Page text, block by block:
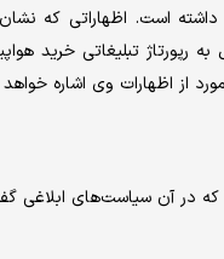
است. اظهاراتی که
تبلیغاتی خرید
از اظهارات وی اشاره
در آن سیاست‌های ابلاغی